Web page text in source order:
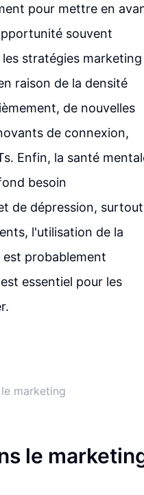
pour mettre en
souvent
stratégies marketing
raison de la densité
de nouvelles
de connexion,
Enfin, la santé
besoin
de dépression, surtout
l'utilisation de la
probablement
essentiel pour les
marketing
le